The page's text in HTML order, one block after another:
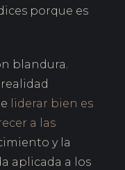
porque es
blandura.
liderar bien es
a las
y la
aplicada a los